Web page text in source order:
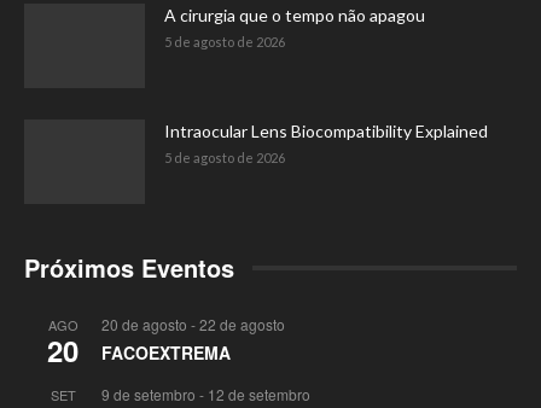
A cirurgia que o tempo não apagou
5 de agosto de 2026
Intraocular Lens Biocompatibility Explained
5 de agosto de 2026
Próximos Eventos
AGO
20
20 de agosto -22 de agosto
FACOEXTREMA
SET 9 de setembro - 12 de setembro